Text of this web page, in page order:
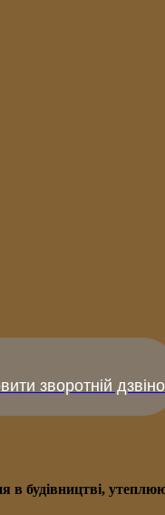
зворотній
будівництві,